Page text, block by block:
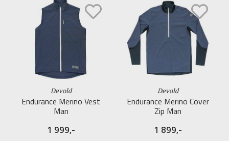
Devold
Endurance Merino Vest
Man
1 999,-
Devold
Endurance Merino Cover
Zip Man
1 899,-